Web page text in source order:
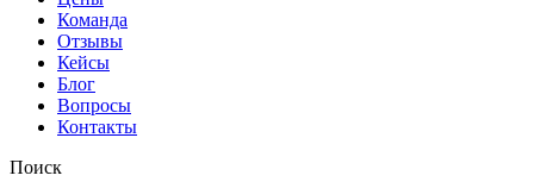
Команда
Отзывы
Кейсы
Блог
Вопросы
Контакты
Поиск